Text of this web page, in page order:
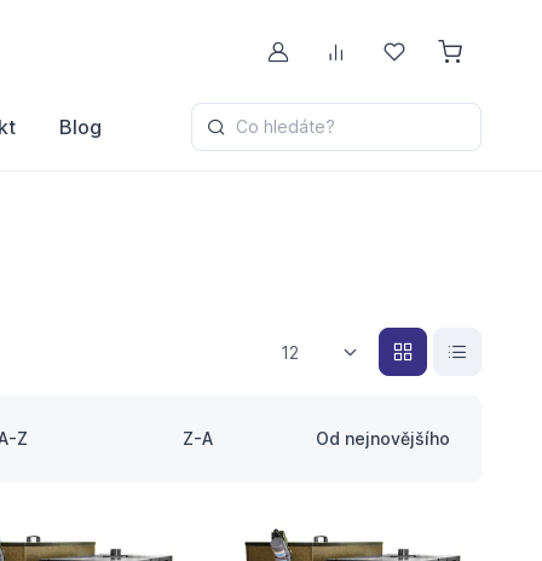
Můj účetPorovnávání
Oblíbené
Blog Co hledáte?
12
Z Z-A Od nejnovějšího